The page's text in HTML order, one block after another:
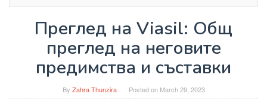
Преглед на Viasil: Общ
преглед на неговите
предимства и съставки
By Zahra Thunzira Posted on March 29, 2023